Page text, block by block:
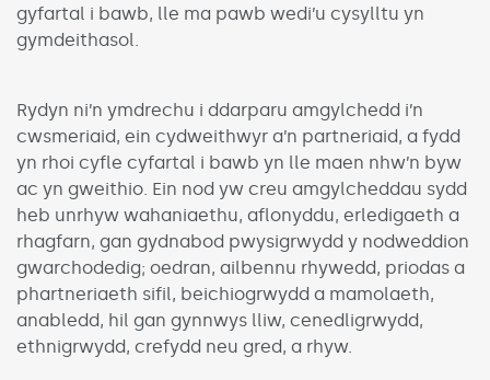
gyfartal i bawb, lle ma pawb wedi’u cysylltu yn
gymdeithasol.
Rydyn ni’n ymdrechu i ddarparu amgylchedd i’n
cwsmeriaid, ein cydweithwyr a’n partneriaid, a fydd
yn rhoi cyfle cyfartal i bawb yn lle maen nhw’n byw
ac yn gweithio. Ein nod yw creu amgylcheddau sydd
heb unrhyw wahaniaethu, aflonyddu, erledigaeth a
rhagfarn, gan gydnabod pwysigrwydd y nodweddion
gwarchodedig; oedran, ailbennu rhywedd, priodas a
phartneriaeth sifil, beichiogrwydd a mamolaeth,
anabledd, hil gan gynnwys lliw, cenedligrwydd,
ethnigrwydd, crefydd neu gred, a rhyw.